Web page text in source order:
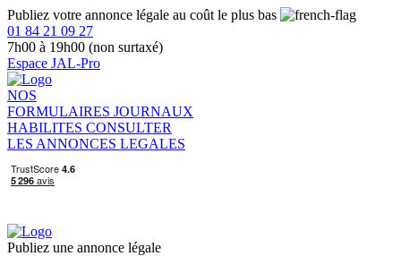
Publiez votre annonce légale au coût le plus bas
01 84 21 09 27
7h00 à 19h00 (non surtaxé)
Espace JAL-Pro
NOS
FORMULAIRES JOURNAUX
HABILITES CONSULTER
LES ANNONCES LEGALES
Publiez une annonce légale